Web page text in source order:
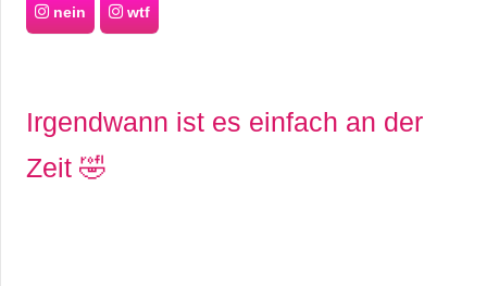
nein wtf
Irgendwann ist es einfach an der
Zeit 🤣